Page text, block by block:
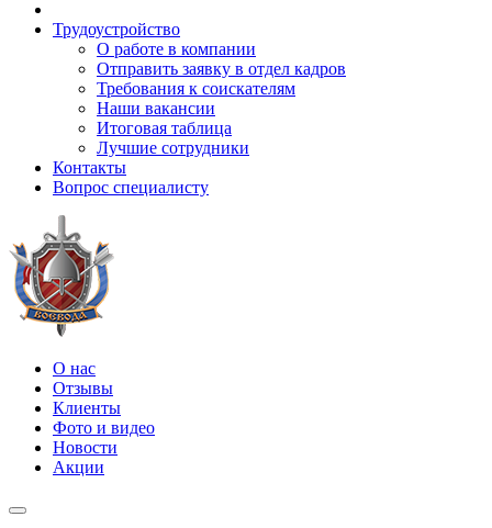
Трудоустройство
О работе в компании
Отправить заявку в отдел кадров
Требования к соискателям
Наши вакансии
Итоговая таблица
Лучшие сотрудники
Контакты
Вопрос специалисту
О нас
Отзывы
Клиенты
Фото и видео
Новости
Акции